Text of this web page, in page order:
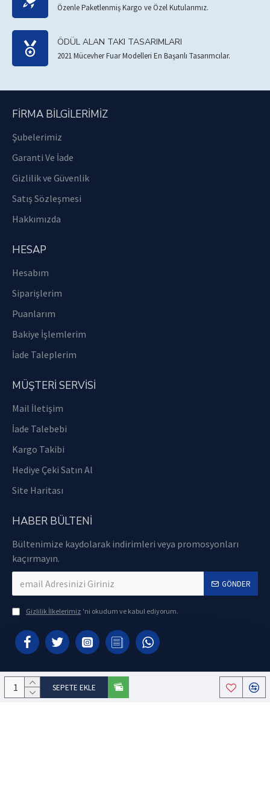
SEPETE EKLE
Özenle Paketlenmiş Kargo ve Özel Kutularımız.
ÖDÜL ALAN TAKI TASARIMLARI
2021 Mücevher Fuar Modelleri En Başarılı Tasarımcılar.
FIRMA BILGILERIMIZ
Şubelerimiz
Garanti Ve İade
Gizlilik ve Güvenlik
Satış Sözleşmesi
Hakkımızda
HESAP
Hesabım
Siparişlerim
Puanlarım
Bakiye İşlemlerim
İade Taleplerim
MÜŞTERİ SERVİSİ
Mail İletişim
İade Talebebi
Kargo Takibi
Hediye Çeki Satın Al
Site Haritası
HABER BÜLTENI
Bültenimize kaydolarak indirimleri veya promosyonları
kaçırmayın.
GÖNDER
Gizlilik İlkelerimiz 'ni okudum ve kabul ediyorum.
Copyright © 2021, Ataman Yazılım - E-Ticaret Sistemleriyle Hazırlanmıştır.